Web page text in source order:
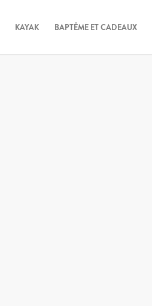
KAYAK BAPTÊME ET CADEAUX